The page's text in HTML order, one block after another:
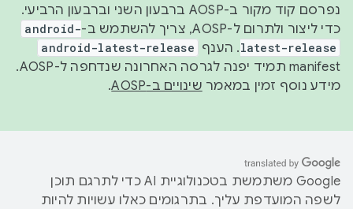
נפרסם קוד מקור ב-AOSP ברבעון השני וברבעון הרביעי.
כדי ליצור ולתרום ל-AOSP, צריך להשתמש ב-
android-
latest-release. הענף android-latest-release
manifest תמיד יפנה לגרסה האחרונה שנדחפה ל-AOSP.
מידע נוסף זמין במאמר שינויים ב-AOSP .
‫Google משתמשת בטכנולוגיית AI כדי לתרגם תוכן
לשפה המועדפת עליך. בתרגומים כאלו עשויות להיות